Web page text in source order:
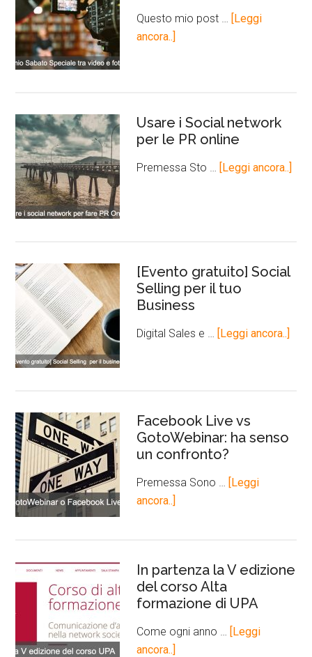
Questo mio post … [Leggi
ancora..]
Usare i Social network
per le PR online
Premessa Sto … [Leggi ancora..]
[Evento gratuito] Social
Selling per il tuo
Business
Digital Sales e … [Leggi ancora..]
Facebook Live vs
GotoWebinar: ha senso
un confronto?
Premessa Sono … [Leggi
ancora..]
In partenza la V edizione
del corso Alta
formazione di UPA
Come ogni anno … [Leggi
ancora..]